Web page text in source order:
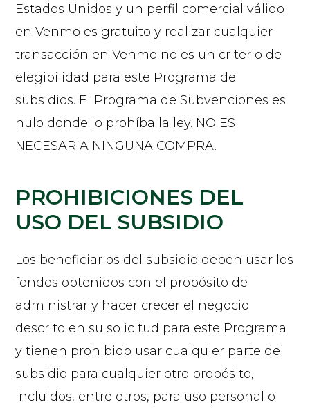
Estados Unidos y un perfil comercial válido
en Venmo es gratuito y realizar cualquier
transacción en Venmo no es un criterio de
elegibilidad para este Programa de
subsidios. El Programa de Subvenciones es
nulo donde lo prohíba la ley. NO ES
NECESARIA NINGUNA COMPRA.
PROHIBICIONES DEL
USO DEL SUBSIDIO
Los beneficiarios del subsidio deben usar los
fondos obtenidos con el propósito de
administrar y hacer crecer el negocio
descrito en su solicitud para este Programa
y tienen prohibido usar cualquier parte del
subsidio para cualquier otro propósito,
incluidos, entre otros, para uso personal o